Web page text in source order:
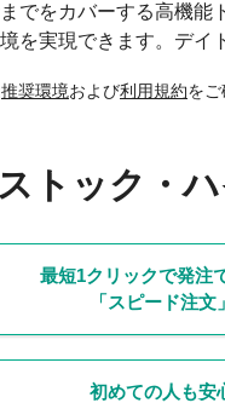
でをカバーする高機能
を実現できます。デイ
推奨環境および利用規約をご
トック・
最短1クリックで発注
「スピード注文」
初めての人も安